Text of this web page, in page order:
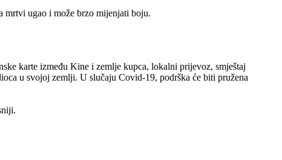
mrtvi ugao i može brzo mijenjati boju.
karte između Kine i zemlje kupca, lokalni prijevoz, smještaj
u svojoj zemlji. U slučaju Covid-19, podrška će biti pružena